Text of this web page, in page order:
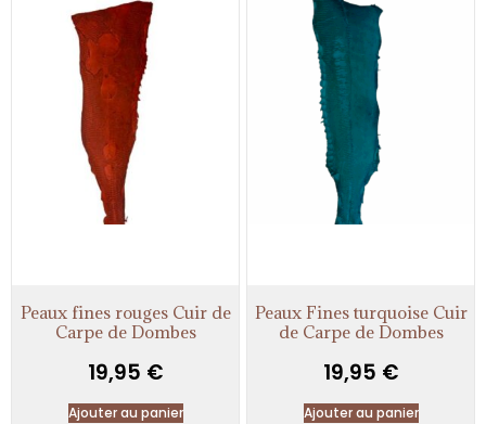
Peaux fines rouges Cuir de
Carpe de Dombes
19,95 €
Ajouter au panier
Peaux Fines turquoise Cuir
de Carpe de Dombes
19,95 €
Ajouter au panier